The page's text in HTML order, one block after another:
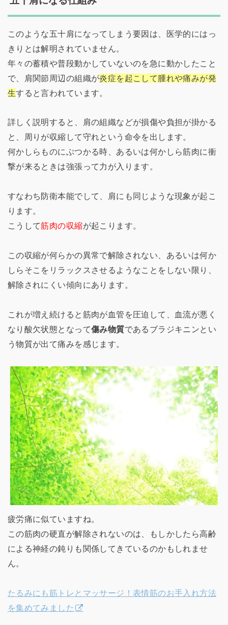
このような五十肩になってしまう要因は、医学的にはっ
きりとは解明されていません。
年々の蓄積や普段動かしていないのを急に動かしたこと
で、肩関節周辺の組織が炎症を起こして腫れや痛みが発
生すると言われています。
詳しく説明すると、肩の組織などが損傷や負担が掛かる
と、周りが収縮して守れという命令を出します。
何かしらものにぶつかる時、あるいは何かしら筋肉に衝
撃が来るときは強張って力が入ります。
すなわち防衛本能でして、肩にも同じような現象が起こ
ります。
こうして筋肉の収縮が起こります。
この収縮が何らかの異常で解除されない、あるいは何か
しらそこをリラックスさせるようなことをしない限り、
解除されにくい傾向にあります。
これが増え続けると筋肉が血管を圧迫して、血流が悪く
なり酸欠状態となって傷み物質であるブラジキニンとい
う物質が出て痛みを感じます。
疲労痛に似ていますね。
この筋肉の硬直が解除されないのは、もしかしたら高齢
による神経の鈍りも関係してきているのかもしれませ
ん。
たるみにも筋トレとマッサージ！表情筋のお手入れ方法
を集めてみました